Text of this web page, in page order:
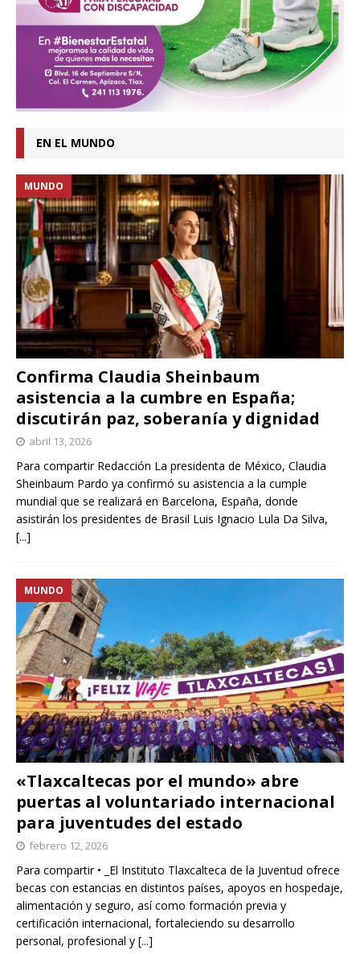
EN EL MUNDO
Confirma Claudia Sheinbaum
asistencia a la cumbre en España;
discutirán paz, soberanía y dignidad
MUNDO
abril 13, 2026
Para compartir Redacción La presidenta de México, Claudia
Sheinbaum Pardo ya confirmó su asistencia a la cumple
mundial que se realizará en Barcelona, España, donde
asistirán los presidentes de Brasil Luis Ignacio Lula Da Silva,
[...]
«Tlaxcaltecas por el mundo» abre
puertas al voluntariado internacional
para juventudes del estado
MUNDO
febrero 12, 2026
Para compartir • _El Instituto Tlaxcalteca de la Juventud ofrece
becas con estancias en distintos países, apoyos en hospedaje,
alimentación y seguro, así como formación previa y
certificación internacional, fortaleciendo su desarrollo
personal, profesional y [...]